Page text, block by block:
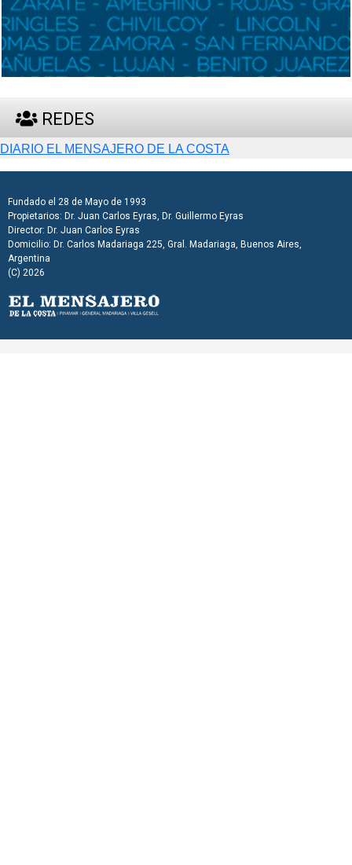
REDES
DIARIO EL MENSAJERO DE LA COSTA
Fundado el 28 de Mayo de 1993
Propietarios: Dr. Juan Carlos Eyras, Dr. Guillermo Eyras
Director: Dr. Juan Carlos Eyras
Domicilio: Dr. Carlos Madariaga 225, Gral. Madariaga, Buenos Aires,
Argentina
(C) 2026